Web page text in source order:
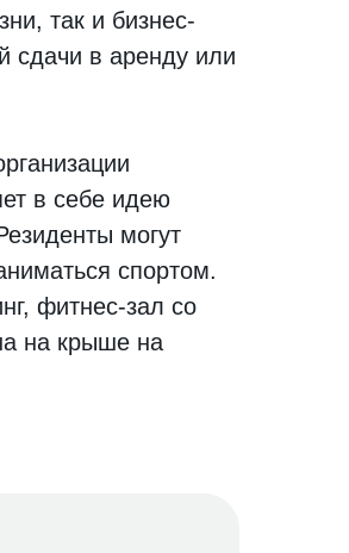
так и бизнес-
сдачи в аренду или
в себе идею
могут
спортом.
фитнес-зал со
на крыше на